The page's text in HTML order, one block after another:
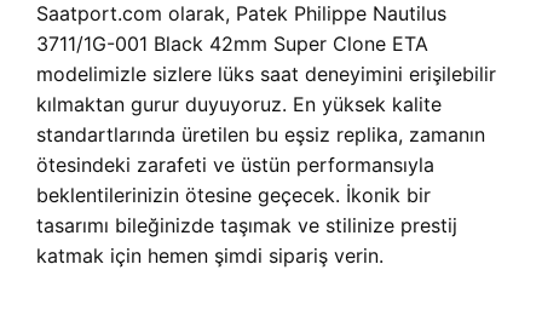
Saatport.com olarak, Patek Philippe Nautilus
3711/1G-001 Black 42mm Super Clone ETA
modelimizle sizlere lüks saat deneyimini erişilebilir
kılmaktan gurur duyuyoruz. En yüksek kalite
standartlarında üretilen bu eşsiz replika, zamanın
ötesindeki zarafeti ve üstün performansıyla
beklentilerinizin ötesine geçecek. İkonik bir
tasarımı bileğinizde taşımak ve stilinize prestij
katmak için hemen şimdi sipariş verin.